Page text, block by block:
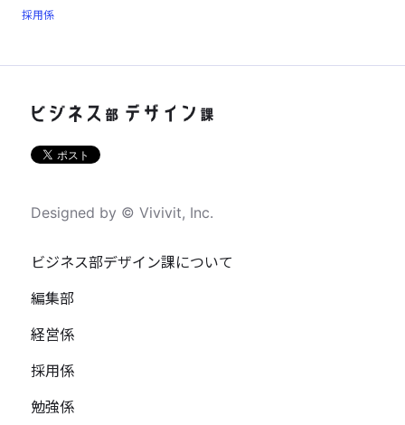
採用係
Designed by © Vivivit, Inc.
ビジネス部デザイン課について
編集部
経営係
採用係
勉強係